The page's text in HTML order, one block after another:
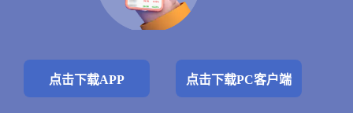
点击下载APP 点击下载PC客户端